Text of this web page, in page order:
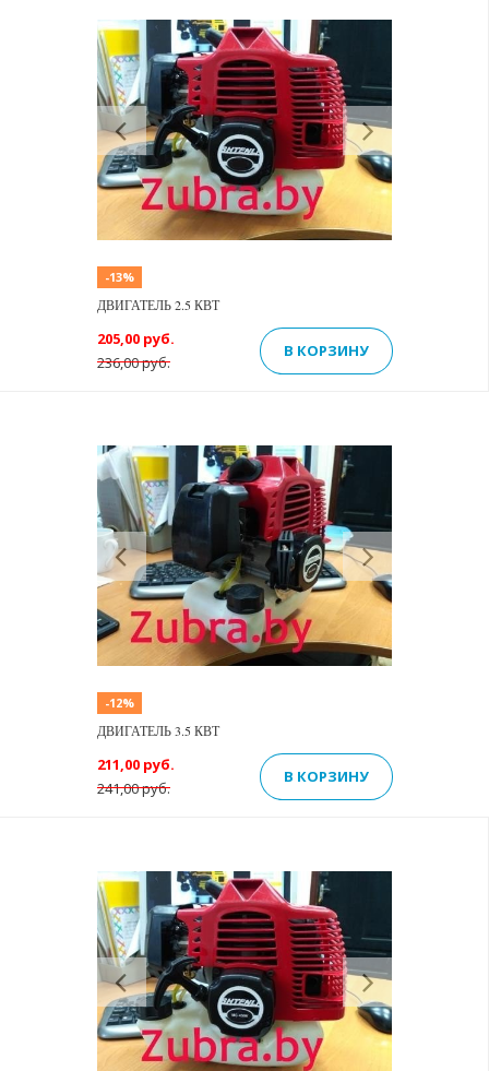
Previous Next
-13%
ДВИГАТЕЛЬ 2.5 КВТ
236,00 руб.
205,00 руб.
В КОРЗИНУ
Previous Next
-12%
ДВИГАТЕЛЬ 3.5 КВТ
241,00 руб.
211,00 руб.
В КОРЗИНУ
Previous Next